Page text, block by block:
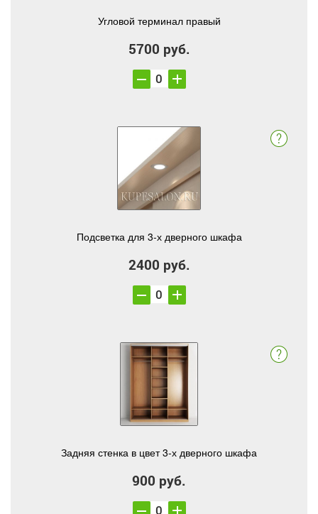
Угловой терминал правый
5700 руб.
Подсветка для 3-х дверного шкафа
2400 руб.
Задняя стенка в цвет 3-х дверного шкафа
900 руб.